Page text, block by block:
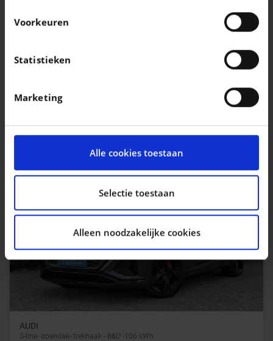
Uw apparaat identificeren door het actief te
scannen op specifieke eigenschappen
Lees meer over hoe uw persoonlijke gegevens worden
detailgedeelte
in. U kunt uw toestemming op elk moment wijzigen of
intrekken in de Cookieverklaring.
personaliseren, om functies voor social media te
bieden en om ons websiteverkeer te analyseren. Ook
delen we informatie over uw gebruik van onze site met
onze partners voor social media, adverteren en
combineren met andere informatie die u aan ze heeft
verstrekt of die ze hebben verzameld op basis van uw
gebruik van hun services.
Voorkeuren
Statistieken
Marketing
Alle cookies toestaan
Selectie toestaan
Alleen noodzakelijke cookies
35 TFSI Sportback S line S tronic
AUDI
S-line- opendak- trekhaak - B&O -106 kWh